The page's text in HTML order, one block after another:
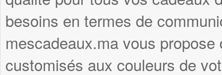
besoins en termes de
mescadeaux.ma vous
customisés aux couleurs de